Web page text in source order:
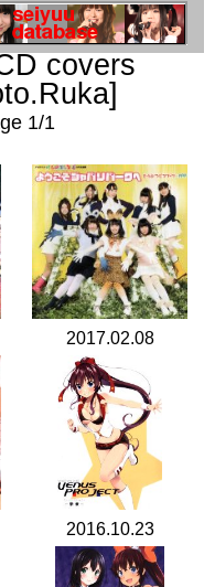
covers
1/1
2017.02.08
2016.10.23